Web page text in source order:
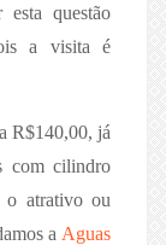
esta questão
a visita é
R$140,00, já
com cilindro
o atrativo ou
a Aguas